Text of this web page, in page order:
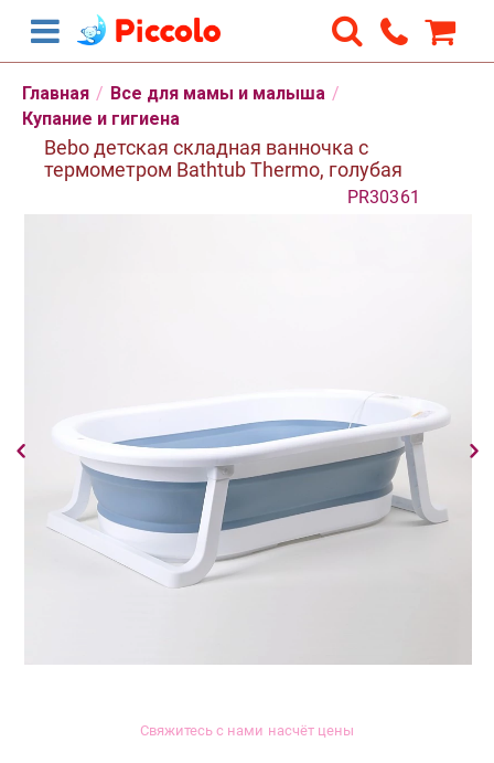
Главная / Все для мамы и малыша /
Купание и гигиена
Bebo детская складная ванночка с
термометром Bathtub Thermo, голубая
PR30361
Свяжитесь с нами насчёт цены